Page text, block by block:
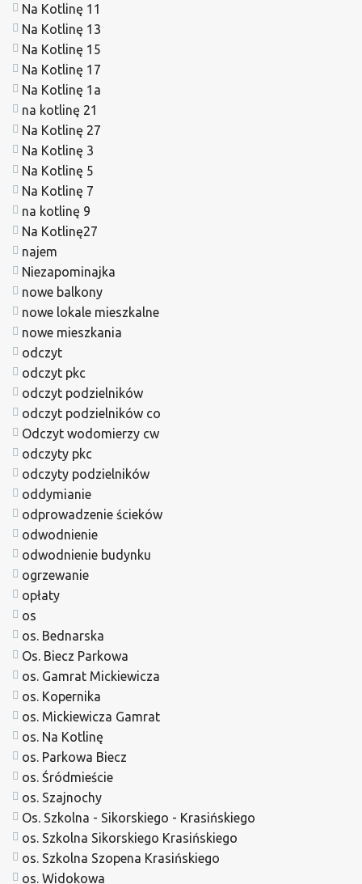
Na Kotlinę 11
Na Kotlinę 13
Na Kotlinę 15
Na Kotlinę 17
Na Kotlinę 1a
na kotlinę 21
Na Kotlinę 27
Na Kotlinę 3
Na Kotlinę 5
Na Kotlinę 7
na kotlinę 9
Na Kotlinę27
najem
Niezapominajka
nowe balkony
nowe lokale mieszkalne
nowe mieszkania
odczyt
odczyt pkc
odczyt podzielników
odczyt podzielników co
Odczyt wodomierzy cw
odczyty pkc
odczyty podzielników
oddymianie
odprowadzenie ścieków
odwodnienie
odwodnienie budynku
ogrzewanie
opłaty
os
os. Bednarska
Os. Biecz Parkowa
os. Gamrat Mickiewicza
os. Kopernika
os. Mickiewicza Gamrat
os. Na Kotlinę
os. Parkowa Biecz
os. Śródmieście
os. Szajnochy
Os. Szkolna - Sikorskiego - Krasińskiego
os. Szkolna Sikorskiego Krasińskiego
os. Szkolna Szopena Krasińskiego
os. Widokowa